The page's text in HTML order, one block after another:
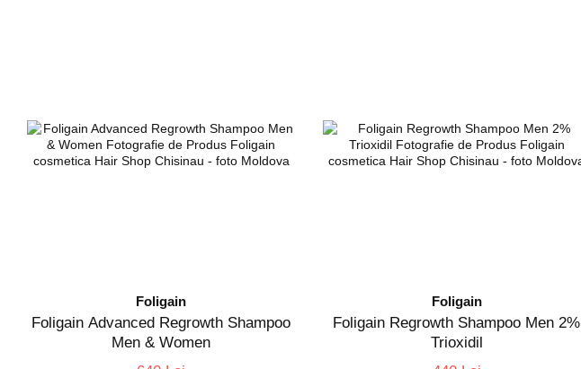
Foligain
Fоligain Advanced Regrowth Shampoo
Men & Women
Foligain
Foligain Regrowth Shampoo Men 2%
Trioxidil